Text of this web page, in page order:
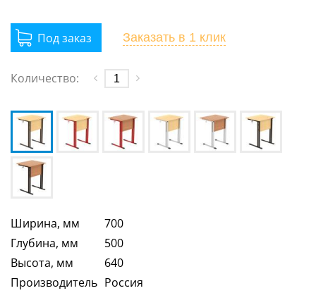
Заказать в 1 клик
Количество:
Ширина, мм
700
Глубина, мм
500
Высота, мм
640
Производитель Россия